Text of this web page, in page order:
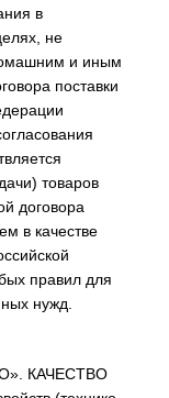
в
не
и иным
поставки
товаров
договора
в качестве
правил для
нужд.
КАЧЕСТВО